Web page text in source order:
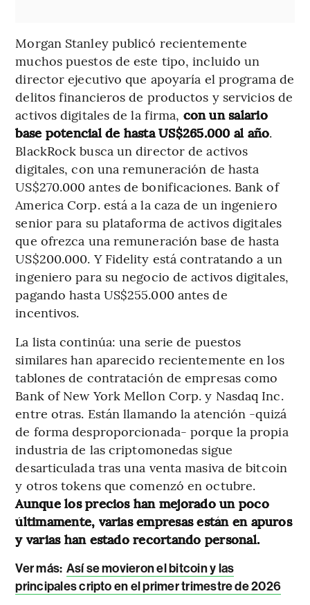
Morgan Stanley publicó recientemente
muchos puestos de este tipo, incluido un
director ejecutivo que apoyaría el programa de
delitos financieros de productos y servicios de
activos digitales de la firma, con un salario
base potencial de hasta US$265.000 al año.
BlackRock busca un director de activos
digitales, con una remuneración de hasta
US$270.000 antes de bonificaciones. Bank of
America Corp. está a la caza de un ingeniero
senior para su plataforma de activos digitales
que ofrezca una remuneración base de hasta
US$200.000. Y Fidelity está contratando a un
ingeniero para su negocio de activos digitales,
pagando hasta US$255.000 antes de
incentivos.
La lista continúa: una serie de puestos
similares han aparecido recientemente en los
tablones de contratación de empresas como
Bank of New York Mellon Corp. y Nasdaq Inc.
entre otras. Están llamando la atención -quizá
de forma desproporcionada- porque la propia
industria de las criptomonedas sigue
desarticulada tras una venta masiva de bitcoin
y otros tokens que comenzó en octubre.
Aunque los precios han mejorado un poco
últimamente, varias empresas están en apuros
y varias han estado recortando personal.
Ver más: Así se movieron el bitcoin y las
principales cripto en el primer trimestre de 2026